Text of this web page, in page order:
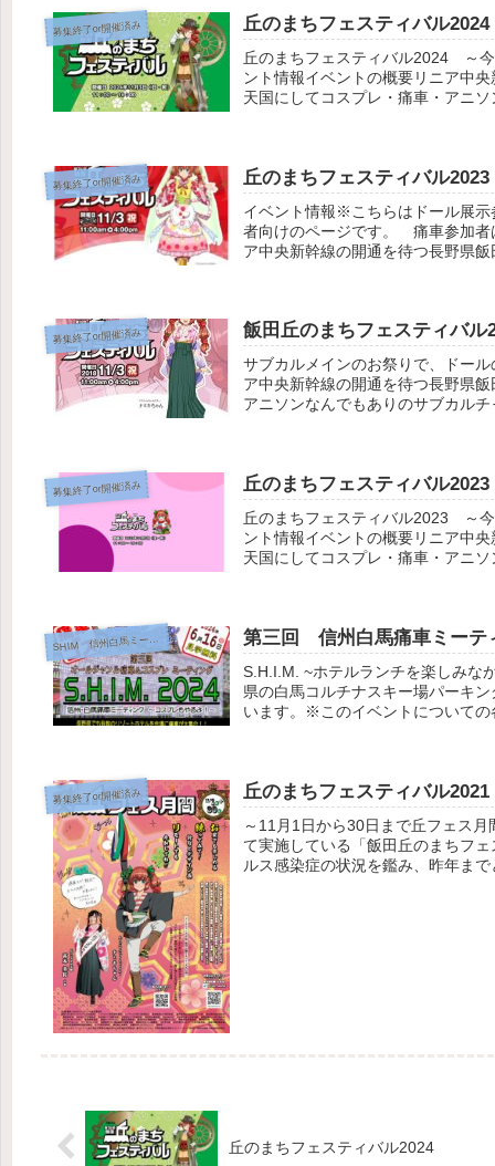
募集終了or開催済み 丘のまちフェスティバル2024
丘のまちフェスティバル2024 ～
ント情報イベントの概要リニア中
天国にしてコスプレ・痛車・アニ
募集終了or開催済み 丘のまちフェスティバル
イベント情報※こちらはドール展
者向けのページです。 痛車参加者
ア中央新幹線の開通を待つ長野県
募集終了or開催済み 飯田丘のまちフェスティバ
サブカルメインのお祭りで、ドー
ア中央新幹線の開通を待つ長野県
アニソンなんでもありのサブカル
募集終了or開催済み 丘のまちフェスティバル
丘のまちフェスティバル2023 ～
ント情報イベントの概要リニア中
天国にしてコスプレ・痛車・アニ
SHIM 信州白馬ミーティング 第三回 信州白馬痛車ミーテ
S.H.I.M. ~ホテルランチを楽しみな
県の白馬コルチナスキー場パーキ
います。※このイベントについて
募集終了or開催済み 丘のまちフェスティバル2021
～11月1日から30日まで丘フェス
て実施している「飯田丘のまちフ
ルス感染症の状況を鑑み、昨年ま
丘のまちフェスティバル2024